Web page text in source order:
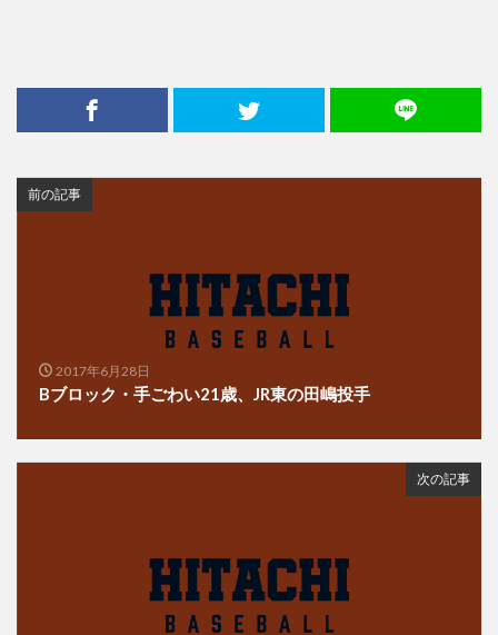
前の記事
2017年6月28日
Bブロック・手ごわい21歳、JR東の田嶋投手
次の記事